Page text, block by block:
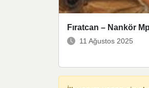
Fıratcan – Nankör
11 Ağustos 2025